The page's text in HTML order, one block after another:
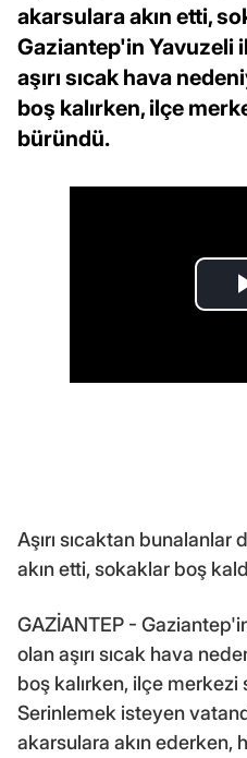
akarsulara akın etti,
Gaziantep'in Yavuzeli
aşırı sıcak hava
boş kalırken, ilçe
büründü.
Aşırı sıcaktan
akın etti, sokaklar boş
GAZİANTEP -
olan aşırı sıcak hava
boş kalırken, ilçe
Serinlemek isteyen
akarsulara akın ederken,